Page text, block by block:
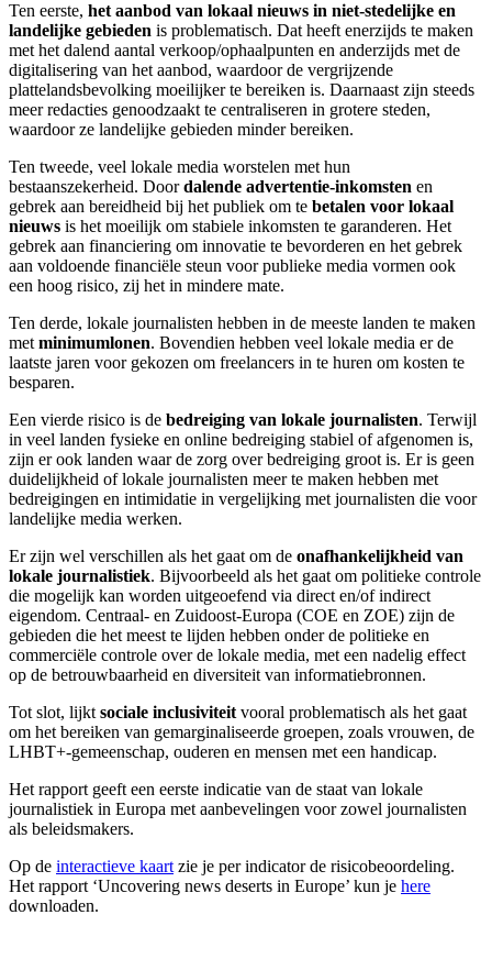
Ten eerste, het aanbod van lokaal nieuws in niet-stedelijke en
landelijke gebieden is problematisch. Dat heeft enerzijds te maken
met het dalend aantal verkoop/ophaalpunten en anderzijds met de
digitalisering van het aanbod, waardoor de vergrijzende
plattelandsbevolking moeilijker te bereiken is. Daarnaast zijn steeds
meer redacties genoodzaakt te centraliseren in grotere steden,
waardoor ze landelijke gebieden minder bereiken.
Ten tweede, veel lokale media worstelen met hun
bestaanszekerheid. Doordalende advertentie-inkomsten en
gebrek aan bereidheid bij het publiek om te betalen voor lokaal
nieuws is het moeilijk om stabiele inkomsten te garanderen. Het
gebrek aan financiering om innovatie te bevorderen en het gebrek
aan voldoende financiële steun voor publieke media vormen ook
een hoog risico, zij het in mindere mate.
Ten derde, lokale journalisten hebben in de meeste landen te maken
met minimumlonen. Bovendien hebben veel lokale media er de
laatste jaren voor gekozen om freelancers in te huren om kosten te
besparen.
Een vierde risico is de bedreiging van lokale journalisten. Terwijl
in veel landen fysieke en online bedreiging stabiel of afgenomen is,
zijn er ook landen waar de zorg over bedreiging groot is. Er is geen
duidelijkheid of lokale journalisten meer te maken hebben met
bedreigingen en intimidatie in vergelijking met journalisten die voor
landelijke media werken.
Er zijn wel verschillen als het gaat om de onafhankelijkheid van
lokale journalistiek. Bijvoorbeeld als het gaat om politieke controle
die mogelijk kan worden uitgeoefend via direct en/of indirect
eigendom. Centraal- en Zuidoost-Europa (COE en ZOE) zijn de
gebieden die het meest te lijden hebben onder de politieke en
commerciële controle over de lokale media, met een nadelig effect
op de betrouwbaarheid en diversiteit van informatiebronnen.
Tot slot, lijkt sociale inclusiviteit vooral problematisch als het gaat
om het bereiken van gemarginaliseerde groepen, zoals vrouwen, de
LHBT+-gemeenschap, ouderen en mensen met een handicap.
Het rapport geeft een eerste indicatie van de staat van lokale
journalistiek in Europa met aanbevelingen voor zowel journalisten
als beleidsmakers.
Op de interactieve kaart zie je per indicator de risicobeoordeling.
Het rapport ‘Uncovering news deserts in Europe’ kun je here
downloaden.